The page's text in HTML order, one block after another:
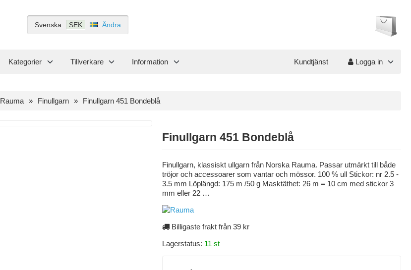
Svenska SEK Ändra
Kategorier Tillverkare Information Kundtjänst Logga in
Rauma Finullgarn Finullgarn 451 Bondeblå
Finullgarn 451 Bondeblå
Finullgarn, klassiskt ullgarn från Norska Rauma. Passar utmärkt till både
tröjor och accessoarer som vantar och mössor. 100 % ull Stickor: nr 2.5 -
3.5 mm Löplängd: 175 m /50 g Masktäthet: 26 m = 10 cm med stickor 3
mm eller 22 …
Billigaste frakt från 39 kr
Lagerstatus: 11 st